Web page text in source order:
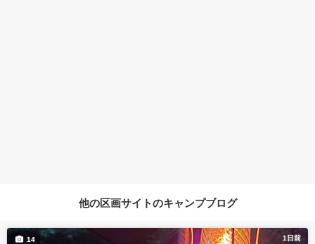
他の区画サイトのキャンプブログ
1日前
14